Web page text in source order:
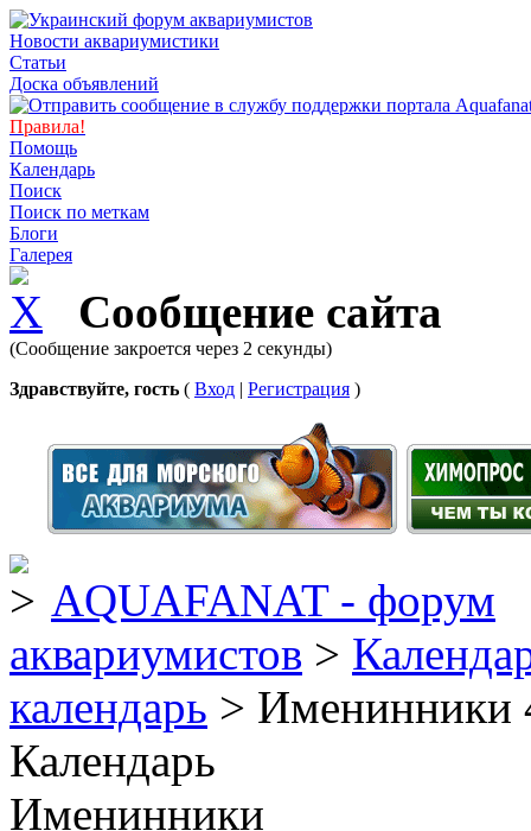
Новости аквариумистики
Статьи
Доска объявлений
Правила!
Помощь
Календарь
Поиск
Поиск по меткам
Блоги
Галерея
Сообщение сайта
(Сообщение закроется через 2 секунды)
Здравствуйте, гость ( Вход | Регистрация )
AQUAFANAT - форум
аквариумистов >
календарь > Именинники
Календарь
Именинники